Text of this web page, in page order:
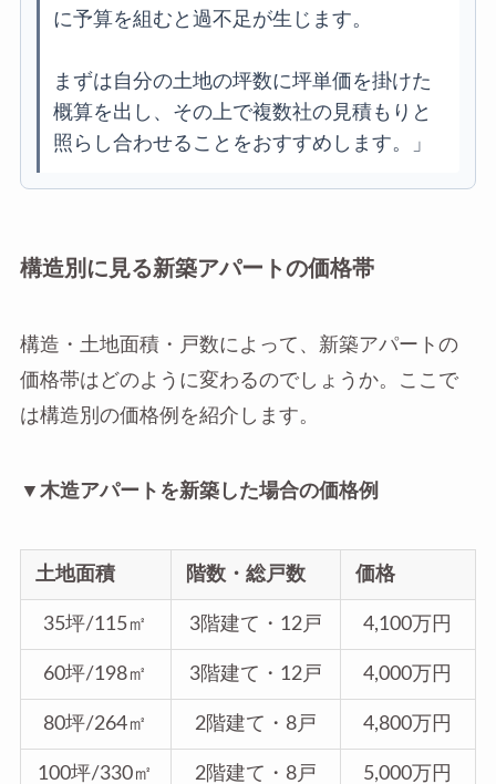
に予算を組むと過不足が生じます。
まずは自分の土地の坪数に坪単価を掛けた
概算を出し、その上で複数社の見積もりと
照らし合わせることをおすすめします。」
構造別に見る新築アパートの価格帯
構造・土地面積・戸数によって、新築アパートの
価格帯はどのように変わるのでしょうか。ここで
は構造別の価格例を紹介します。
▼木造アパートを新築した場合の価格例
土地面積 階数・総戸数 価格
35坪/115㎡ 3階建て・12戸 4,100万円
60坪/198㎡ 3階建て・12戸 4,000万円
80坪/264㎡ 2階建て・8戸 4,800万円
100坪/330㎡ 2階建て・8戸 5,000万円